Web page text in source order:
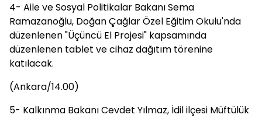
4- Aile ve Sosyal Politikalar Bakanı Sema
Ramazanoğlu, Doğan Çağlar Özel Eğitim Okulu'nda
düzenlenen "Üçüncü El Projesi" kapsamında
düzenlenen tablet ve cihaz dağıtım törenine
katılacak.
(Ankara/14.00)
5- Kalkınma Bakanı Cevdet Yılmaz, İdil ilçesi Müftülük